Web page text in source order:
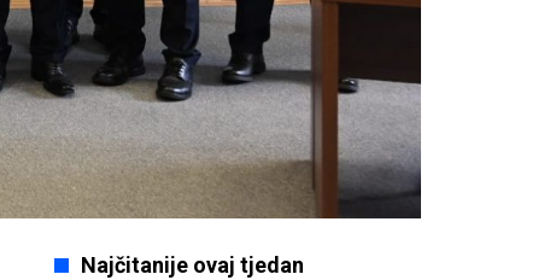
Najčitanije ovaj tjedan